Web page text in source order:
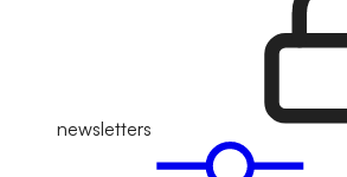
newsletters